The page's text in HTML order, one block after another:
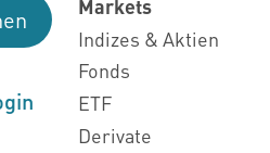
Markets
Indizes & Aktien
Fonds
ETF
Derivate